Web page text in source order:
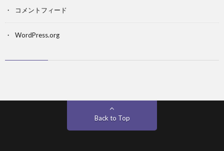
コメントフィード
WordPress.org
Back to Top